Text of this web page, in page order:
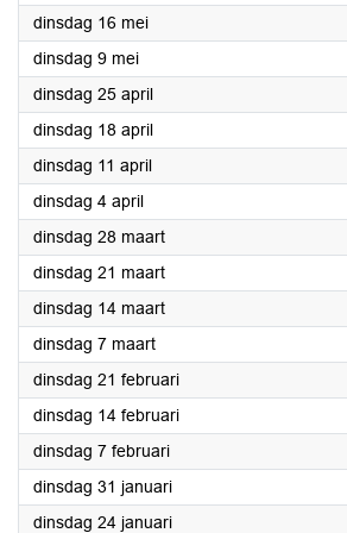
dinsdag 16 mei2023
dinsdag 9 mei2023
dinsdag 25 april2023
dinsdag 18 april2023
dinsdag 11 april2023
dinsdag 4 april2023
dinsdag 28 maart2023
dinsdag 21 maart2023
dinsdag 14 maart2023
dinsdag 7 maart2023
dinsdag 21 februari2023
dinsdag 14 februari2023
dinsdag 7 februari2023
dinsdag 31 januari2023
dinsdag 24 januari2023